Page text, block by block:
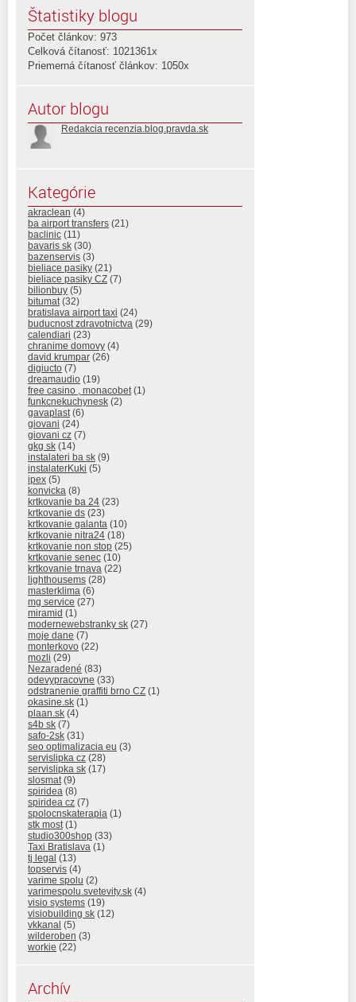
Štatistiky blogu
Počet článkov: 973
Celková čítanosť: 1021361x
Priemerná čítanosť článkov: 1050x
Autor blogu
Redakcia recenzia.blog.pravda.sk
Kategórie
akraclean (4)
ba airport transfers (21)
baclinic (11)
bavaris sk (30)
bazenservis (3)
bieliace pasiky (21)
bieliace pasiky CZ (7)
bilionbuy (5)
bitumat(32)
bratislava airport taxi (24)
buducnost zdravotnictva (29)
calendiari (23)
chranime domovy (4)
david krumpar (26)
digiucto (7)
dreamaudio (19)
free casino , monacobet(1)
funkcnekuchynesk (2)
gavaplast(6)
giovani (24)
giovani cz (7)
gkg sk (14)
instalateri ba sk (9)
instalaterKuki (5)
ipex (5)
konvicka (8)
krtkovanie ba 24 (23)
krtkovanie ds (23)
krtkovanie galanta (10)
krtkovanie nitra24 (18)
krtkovanie non stop (25)
krtkovanie senec (10)
krtkovanie trnava (22)
lighthousems (28)
masterklima (6)
mg service (27)
miramid (1)
modernewebstranky sk (27)
moje dane (7)
monterkovo (22)
mozli (29)
Nezaradené (83)
odevypracovne (33)
odstranenie graffiti brno CZ (1)
okasine.sk (1)
plaan.sk (4)
s4b sk (7)
safo-2sk (31)
seo optimalizacia eu (3)
servislipka cz (28)
servislipka sk (17)
slosmat(9)
spiridea (8)
spiridea cz (7)
spolocnskaterapia (1)
stk most(1)
studio300shop (33)
Taxi Bratislava (1)
tj legal (13)
topservis (4)
varime spolu (2)
varimespolu.svetevity.sk (4)
visio systems (19)
visiobuilding sk (12)
vkkanal (5)
wilderoben (3)
workie (22)
Archív